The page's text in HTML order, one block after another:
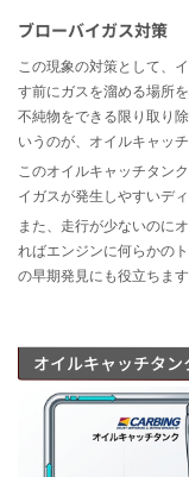
ブローバイガス対策
この現象の対策として、
す前にガスを溜める場所
不純物をできる限り取り
いうのが、オイルキャッチ
このオイルキャッチタン
イガスが発生しやすいデ
また、走行が少ないのに
ればエンジンに何らかの
の早期発見にも役立ちます
オイルキャッチタン